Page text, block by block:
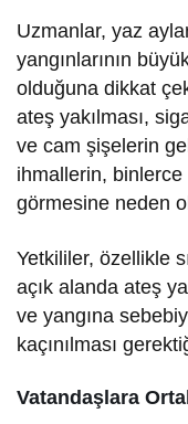
Uzmanlar, yaz
yangınlarının
olduğuna dikkat
ateş yakılması,
ve cam şişelerin
ihmallerin, binlerce
görmesine neden
Yetkililer, özellikle
açık alanda ateş
ve yangına
kaçınılması
Vatandaşlara